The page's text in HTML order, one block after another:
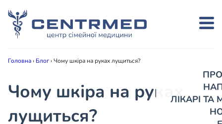
ЛІКАРІ
Головна› Блог›Чому шкіра на руках лущиться?
Чому шкіра на руках
лущиться?